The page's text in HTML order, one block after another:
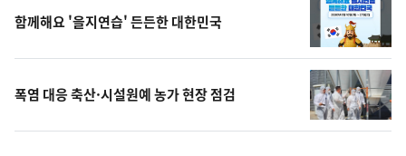
함께해요 '을지연습' 든든한 대한민국
폭염 대응 축산·시설원예 농가 현장 점검